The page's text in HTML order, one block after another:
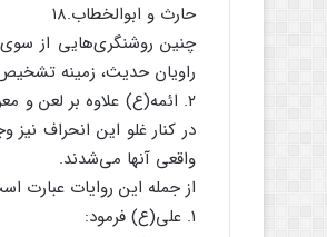
حارث و ابوالخطاب.۱۸
چنین روشنگری‌هایی از سوی
راویان حدیث، زمینه
۲. ائمه(ع) علاوه بر لعن و
در کنار غلو این انحراف
واقعی آنها می‌شدند.
از جمله این روایات عبارت
۱. علی(ع) فرمود: